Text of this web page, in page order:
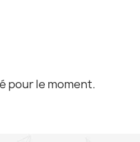
pour le moment.